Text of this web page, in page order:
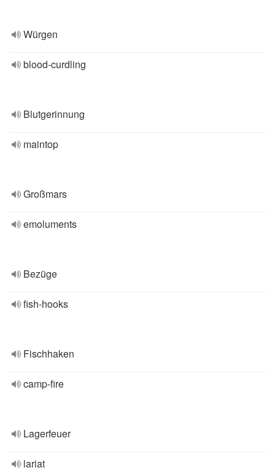
Würgen
blood-curdling
Blutgerinnung
maintop
Großmars
emoluments
Bezüge
fish-hooks
Fischhaken
camp-fire
Lagerfeuer
lariat